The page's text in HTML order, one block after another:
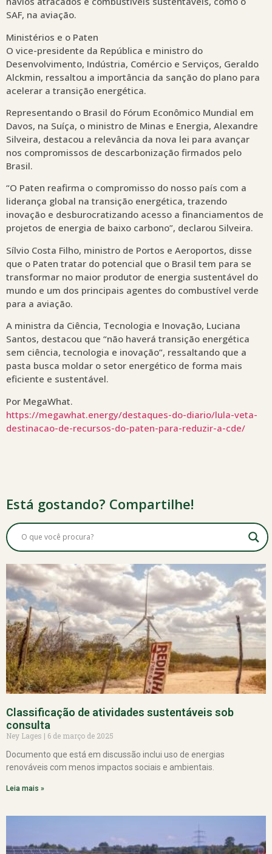
SAF, na aviação.
Ministérios e o Paten
O vice-presidente da República e ministro do
Desenvolvimento, Indústria, Comércio e Serviços, Geraldo
Alckmin, ressaltou a importância da sanção do plano para
acelerar a transição energética.
Representando o Brasil do Fórum Econômico Mundial em
Davos, na Suíça, o ministro de Minas e Energia, Alexandre
Silveira, destacou a relevância da nova lei para avançar
nos compromissos de descarbonização firmados pelo
Brasil.
“O Paten reafirma o compromisso do nosso país com a
liderança global na transição energética, trazendo
inovação e desburocratizando acesso a financiamentos de
projetos de energia de baixo carbono”, declarou Silveira.
Sílvio Costa Filho, ministro de Portos e Aeroportos, disse
que o Paten tratar do potencial que o Brasil tem para se
transformar no maior produtor de energia sustentável do
mundo e um dos principais agentes do combustível verde
para a aviação.
A ministra da Ciência, Tecnologia e Inovação, Luciana
Santos, destacou que “não haverá transição energética
sem ciência, tecnologia e inovação”, ressaltando que a
pasta busca moldar o setor energético de forma mais
eficiente e sustentável.
Por MegaWhat.
https://megawhat.energy/destaques-do-diario/lula-veta-
destinacao-de-recursos-do-paten-para-reduzir-a-cde/
Está gostando? Compartilhe!
Classificação de atividades sustentáveis sob
consulta
Ney Lages
6 de março de 2025
Documento que está em discussão inclui uso de energias
renováveis com menos impactos sociais e ambientais.
Leia mais »